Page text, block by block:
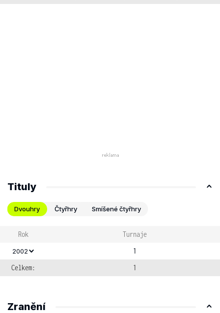
Tituly
Dvouhry Čtyřhry Smíšené čtyřhry
Rok Turnaje
2002
1
Celkem:
1
Zranění